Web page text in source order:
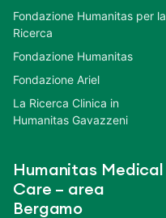
Fondazione Humanitas per la
Ricerca
Fondazione Humanitas
Fondazione Ariel
La Ricerca Clinica in
Humanitas Gavazzeni
Humanitas Medical
Care – area
Bergamo